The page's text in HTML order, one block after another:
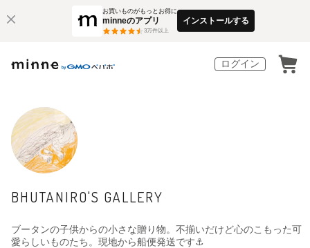
お買いものがもっとお得に
minneのアプリ
3万件以上
インストールする
ログイン
BHUTANIRO'S GALLERY
ブータンの子供からの小さな贈り物。不揃いだけど心のこもった可
愛らしいものたち。現地から船便発送です⚓️